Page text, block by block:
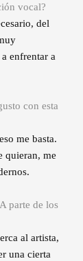
vocal?
del
enfrentar a
con esta
me basta.
quieran, me
parte de los
al artista,
una cierta